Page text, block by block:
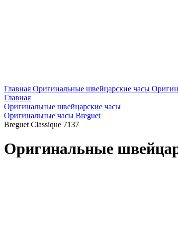
Главная Оригинальные швейцарские часы
Главная
Оригинальные швейцарские часы
Оригинальные часы Breguet
Breguet Classique 7137
Оригинальные